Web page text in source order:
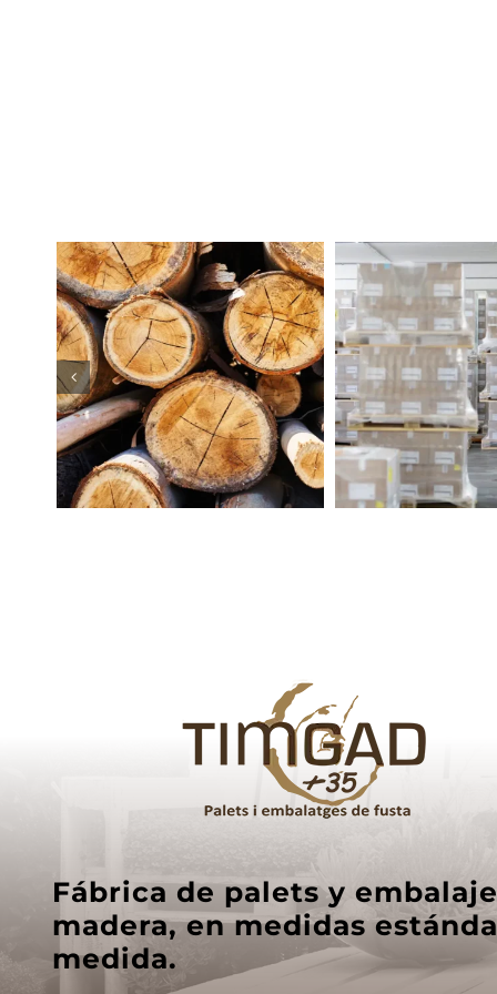
El índice europeo
HPE confirma que el
precio de la madera
continua subiendo
durante el 2026
TIMGAD se prepara
para el nuevo
Reglamento Europeo
de envases (PPWR)
Fábrica de palets y
madera, en medidas
medida.